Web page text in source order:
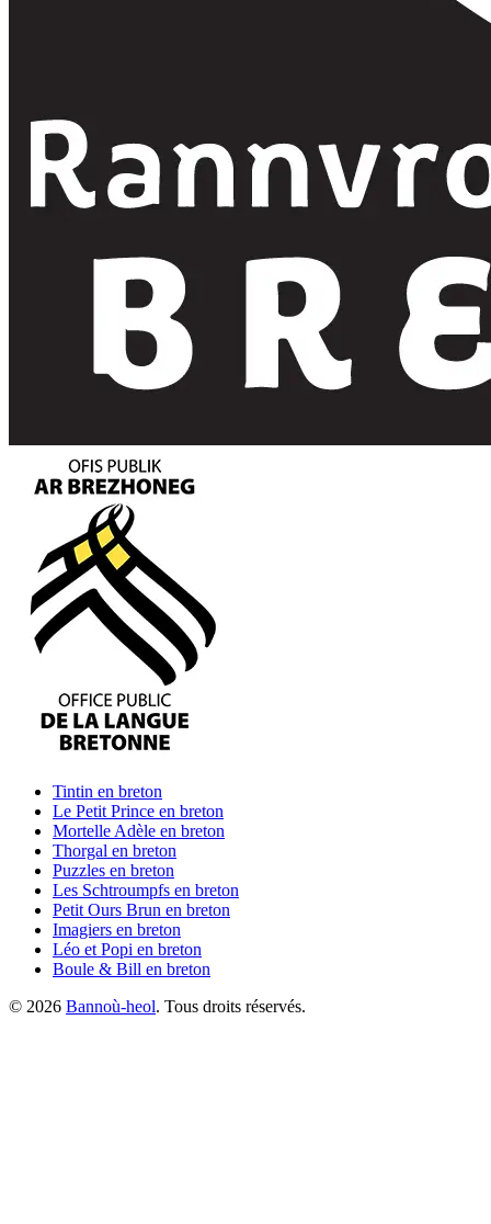
Tintin en breton
Le Petit Prince en breton
Mortelle Adèle en breton
Thorgal en breton
Puzzles en breton
Les Schtroumpfs en breton
Petit Ours Brun en breton
Imagiers en breton
Léo et Popi en breton
Boule & Bill en breton
© 2026 Bannoù-heol. Tous droits réservés.